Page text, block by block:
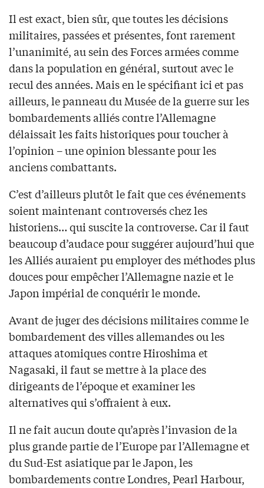
Il est exact, bien sûr, que toutes les décisions
militaires, passées et présentes, font rarement
l’unanimité, au sein des Forces armées comme
dans la population en général, surtout avec le
recul des années. Mais en le spécifiant ici et pas
ailleurs, le panneau du Musée de la guerre sur les
bombardements alliés contre l’Allemagne
délaissait les faits historiques pour toucher à
l’opinion – une opinion blessante pour les
anciens combattants.
C’est d’ailleurs plutôt le fait que ces événements
soient maintenant controversés chez les
historiens… qui suscite la controverse. Car il faut
beaucoup d’audace pour suggérer aujourd’hui que
les Alliés auraient pu employer des méthodes plus
douces pour empêcher l’Allemagne nazie et le
Japon impérial de conquérir le monde.
Avant de juger des décisions militaires comme le
bombardement des villes allemandes ou les
attaques atomiques contre Hiroshima et
Nagasaki, il faut se mettre à la place des
dirigeants de l’époque et examiner les
alternatives qui s’offraient à eux.
Il ne fait aucun doute qu’après l’invasion de la
plus grande partie de l’Europe par l’Allemagne et
du Sud-Est asiatique par le Japon, les
bombardements contre Londres, Pearl Harbour,